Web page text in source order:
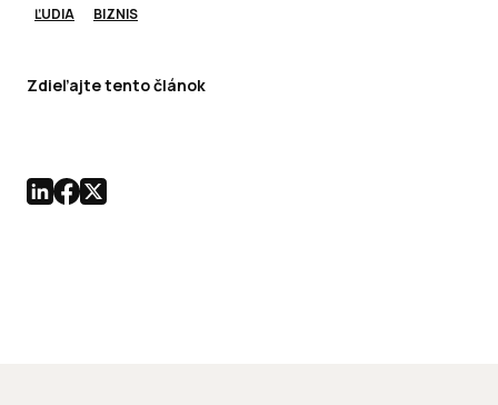
ĽUDIA BIZNIS
Zdieľajte tento článok